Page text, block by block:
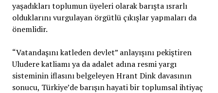
yaşadıkları toplumun üyeleri olarak barışta ısrarlı
olduklarını vurgulayan örgütlü çıkışlar yapmaları da
önemlidir.
“Vatandaşını katleden devlet” anlayışını pekiştiren
Uludere katliamı ya da adalet adına resmi yargı
sisteminin iflasını belgeleyen Hrant Dink davasının
sonucu, Türkiye’de barışın hayati bir toplumsal ihtiyaç